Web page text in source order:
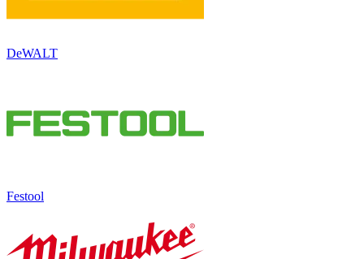
DeWALT
Festool